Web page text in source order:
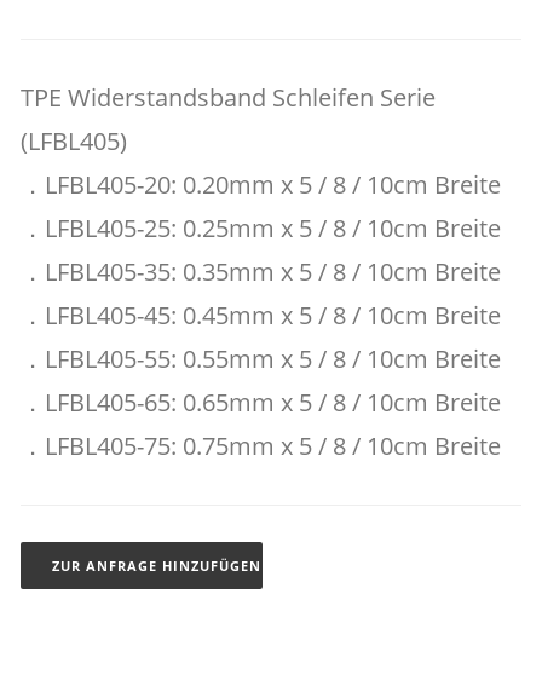
TPE Widerstandsband Schleifen Serie
(LFBL405)
．LFBL405-20: 0.20mm x 5 / 8 / 10cm Breite
．LFBL405-25: 0.25mm x 5 / 8 / 10cm Breite
．LFBL405-35: 0.35mm x 5 / 8 / 10cm Breite
．LFBL405-45: 0.45mm x 5 / 8 / 10cm Breite
．LFBL405-55: 0.55mm x 5 / 8 / 10cm Breite
．LFBL405-65: 0.65mm x 5 / 8 / 10cm Breite
．LFBL405-75: 0.75mm x 5 / 8 / 10cm Breite
ZUR ANFRAGE HINZUFÜGEN